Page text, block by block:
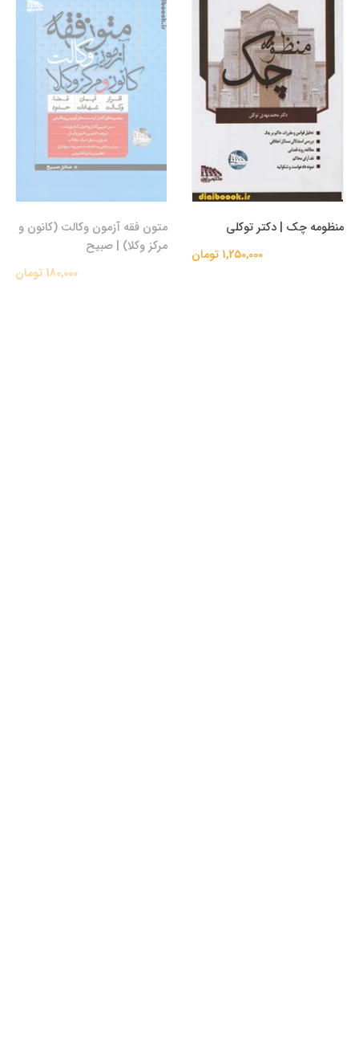
منظومه چک | دکتر توکلی
1,250,000 تومان
متون فقه آزمون وکالت (کانون و
مرکز وکلا) | صبیح
180,000 تومان